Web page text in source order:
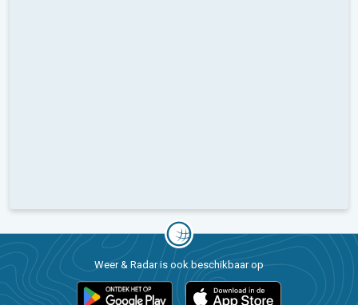
Weer & Radar is ook beschikbaar op